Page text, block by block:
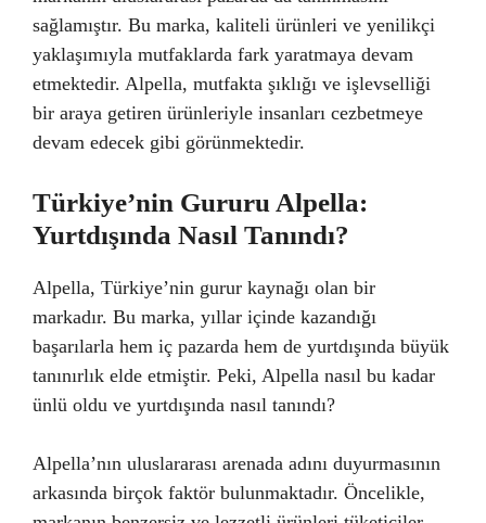
sağlamıştır. Bu marka, kaliteli ürünleri ve yenilikçi
yaklaşımıyla mutfaklarda fark yaratmaya devam
etmektedir. Alpella, mutfakta şıklığı ve işlevselliği
bir araya getiren ürünleriyle insanları cezbetmeye
devam edecek gibi görünmektedir.
Türkiye’nin Gururu Alpella:
Yurtdışında Nasıl Tanındı?
Alpella, Türkiye’nin gurur kaynağı olan bir
markadır. Bu marka, yıllar içinde kazandığı
başarılarla hem iç pazarda hem de yurtdışında büyük
tanınırlık elde etmiştir. Peki, Alpella nasıl bu kadar
ünlü oldu ve yurtdışında nasıl tanındı?
Alpella’nın uluslararası arenada adını duyurmasının
arkasında birçok faktör bulunmaktadır. Öncelikle,